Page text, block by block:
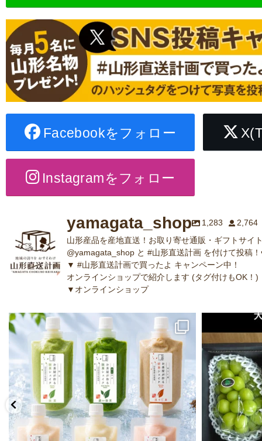
Facebookをフォロー
Instagramをフォロー
yamagata_shop 1,283
2,764
山形産品を産地直送！お取り寄せ通販・ギフトサイ
@yamagata_shop と #山形直送計画 を付けて投稿
▼ #山形直送計画で買ったよ キャンペーン中！
オンラインショップで紹介します (タグ付けもOK！)
▼オンラインショップ